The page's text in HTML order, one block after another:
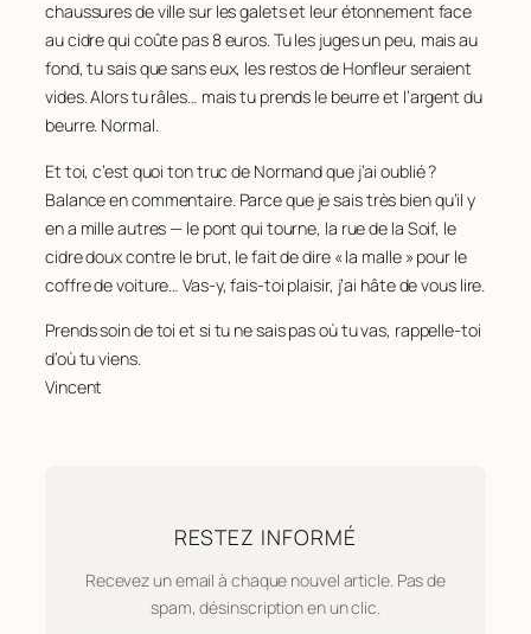
chaussures de ville sur les galets et leur étonnement face
au cidre qui coûte pas 8 euros. Tu les juges un peu, mais au
fond, tu sais que sans eux, les restos de Honfleur seraient
vides. Alors tu râles… mais tu prends le beurre et l’argent du
beurre. Normal.
Et toi, c’est quoi ton truc de Normand que j’ai oublié ?
Balance en commentaire. Parce que je sais très bien qu’il y
en a mille autres — le pont qui tourne, la rue de la Soif, le
cidre doux contre le brut, le fait de dire « la malle » pour le
coffre de voiture… Vas-y, fais-toi plaisir, j’ai hâte de vous lire.
Prends soin de toi et si tu ne sais pas où tu vas, rappelle-toi
d’où tu viens.
Vincent
RESTEZ INFORMÉ
Recevez un email à chaque nouvel article. Pas de
spam, désinscription en un clic.